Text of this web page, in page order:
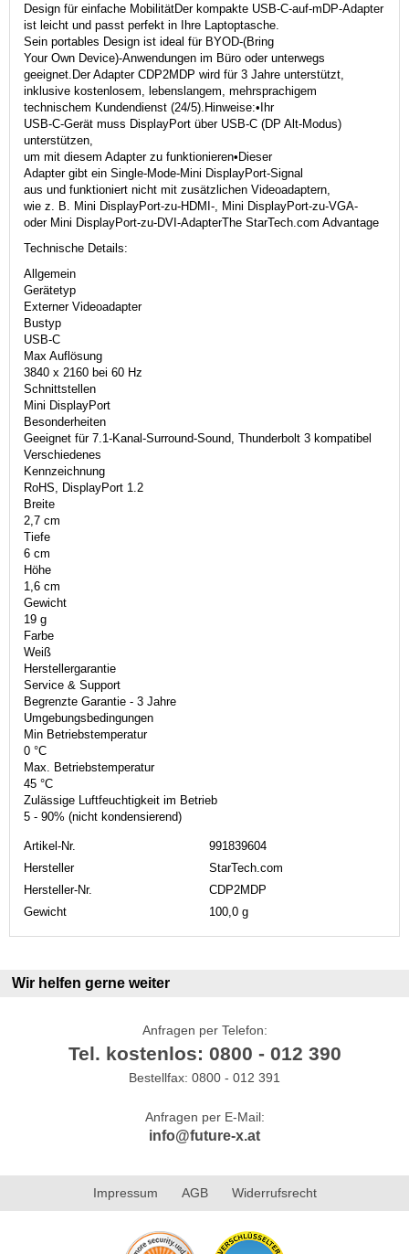
Design für einfache MobilitätDer kompakte USB-C-auf-mDP-Adapter
ist leicht und passt perfekt in Ihre Laptoptasche.
Sein portables Design ist ideal für BYOD-(Bring
Your Own Device)-Anwendungen im Büro oder unterwegs
geeignet.Der Adapter CDP2MDP wird für 3 Jahre unterstützt,
inklusive kostenlosem, lebenslangem, mehrsprachigem
technischem Kundendienst (24/5).Hinweise:•Ihr
USB-C-Gerät muss DisplayPort über USB-C (DP Alt-Modus)
unterstützen,
um mit diesem Adapter zu funktionieren•Dieser
Adapter gibt ein Single-Mode-Mini DisplayPort-Signal
aus und funktioniert nicht mit zusätzlichen Videoadaptern,
wie z. B. Mini DisplayPort-zu-HDMI-, Mini DisplayPort-zu-VGA-
oder Mini DisplayPort-zu-DVI-AdapterThe StarTech.com Advantage
Technische Details:
Allgemein
Gerätetyp
Externer Videoadapter
Bustyp
USB-C
Max Auflösung
3840 x 2160 bei 60 Hz
Schnittstellen
Mini DisplayPort
Besonderheiten
Geeignet für 7.1-Kanal-Surround-Sound, Thunderbolt 3 kompatibel
Verschiedenes
Kennzeichnung
RoHS, DisplayPort 1.2
Breite
2,7 cm
Tiefe
6 cm
Höhe
1,6 cm
Gewicht
19 g
Farbe
Weiß
Herstellergarantie
Service & Support
Begrenzte Garantie - 3 Jahre
Umgebungsbedingungen
Min Betriebstemperatur
0 °C
Max. Betriebstemperatur
45 °C
Zulässige Luftfeuchtigkeit im Betrieb
5 - 90% (nicht kondensierend)
Artikel-Nr.
991839604
Hersteller
StarTech.com
Hersteller-Nr.
CDP2MDP
Gewicht
100,0 g
Wir helfen gerne weiter
Anfragen per Telefon:
Tel. kostenlos: 0800 - 012 390
Bestellfax: 0800 - 012 391
Anfragen per E-Mail:
info@future-x.at
Impressum AGB Widerrufsrecht